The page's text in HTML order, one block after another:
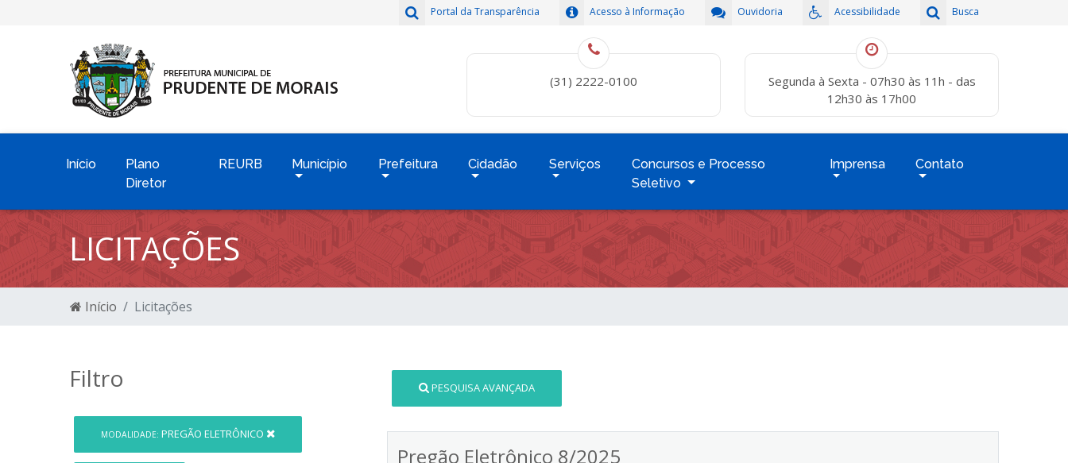
Busca
Acessibilidade
Ouvidoria
Acesso à Informação
Portal da Transparência
(31) 2222-0100
Segunda à Sexta - 07h30 às 11h - das
12h30 às 17h00
Início
Plano
Diretor
REURB Município Prefeitura Cidadão Serviços
Concursos e Processo
Seletivo
Imprensa Contato
LICITAÇÕES
Início Licitações
Filtro
MODALIDADE: PREGÃO ELETRÔNICO
PESQUISA AVANÇADA
Pregão Eletrônico 8/2025